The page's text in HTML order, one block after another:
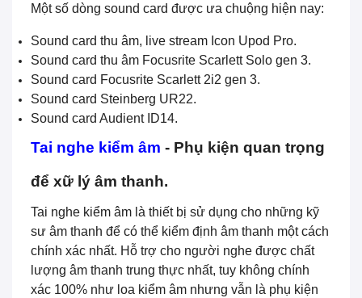
Một số dòng sound card được ưa chuộng hiện nay:
Sound card thu âm, live stream Icon Upod Pro.
Sound card thu âm Focusrite Scarlett Solo gen 3.
Sound card Focusrite Scarlett 2i2 gen 3.
Sound card Steinberg UR22.
Sound card Audient ID14.
Tai nghe kiểm âm - Phụ kiện quan trọng
để xữ lý âm thanh.
Tai nghe kiểm âm là thiết bị sử dụng cho những kỹ
sư âm thanh để có thể kiểm định âm thanh một cách
chính xác nhất. Hỗ trợ cho người nghe được chất
lượng âm thanh trung thực nhất, tuy không chính
xác 100% như loa kiểm âm nhưng vẫn là phụ kiện